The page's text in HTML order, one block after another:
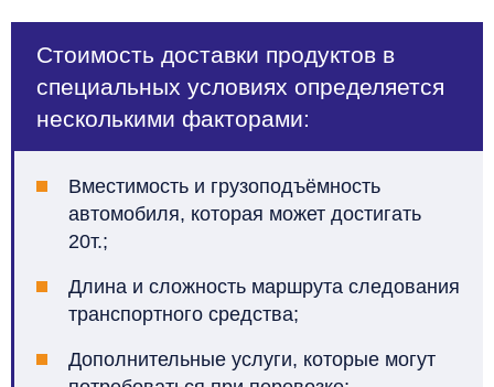
Стоимость доставки продуктов в
специальных условиях определяется
несколькими факторами:
Вместимость и грузоподъёмность
автомобиля, которая может достигать
20т.;
Длина и сложность маршрута следования
транспортного средства;
Дополнительные услуги, которые могут